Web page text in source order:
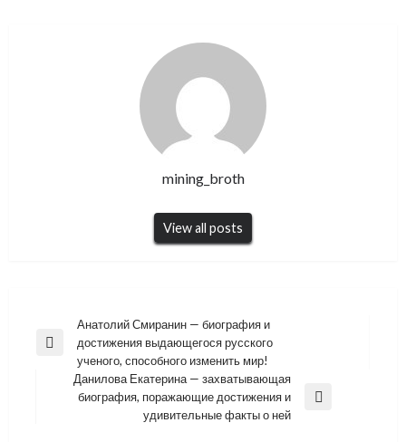
mining_broth
View all posts
Навигация
по
записям
Previous
Анатолий Смиранин — биография и
достижения выдающегося русского
ученого, способного изменить мир!
Данилова Екатерина — захватывающая
биография, поражающие достижения и
удивительные факты о ней